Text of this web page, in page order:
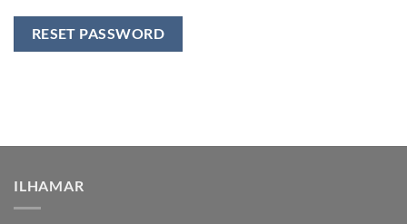
RESET PASSWORD
ILHAMAR